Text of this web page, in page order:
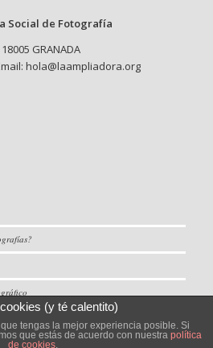
Social de Fotografía
GRANADA
hola@laampliadora.org
(y té calentito)
tengas la mejor experiencia posible. Si
que estás de acuerdo con nuestra política
de cookies.